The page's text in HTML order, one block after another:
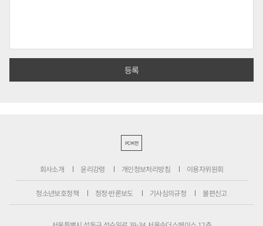
PC버전
회사소개 윤리강령 개인정보처리방침 이용자위원회
청소년보호정책 정정·반론보도 기사심의규정 불편신고